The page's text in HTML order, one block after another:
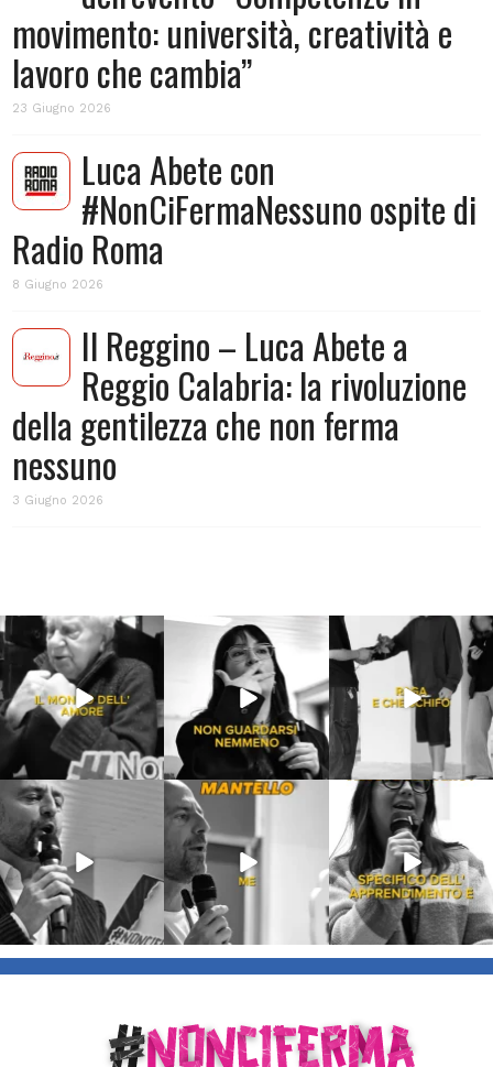
movimento: università, creatività e
lavoro che cambia”
23 Giugno 2026
Luca Abete con
#NonCiFermaNessuno ospite di
Radio Roma
8 Giugno 2026
Il Reggino – Luca Abete a
Reggio Calabria: la rivoluzione
della gentilezza che non ferma
nessuno
3 Giugno 2026
Lug 31
213 4
Lug 16
53 1
Lug 13
199 10
Lug 9
54
Giu 21 Giu 18
871